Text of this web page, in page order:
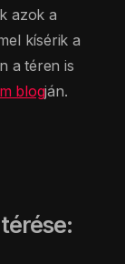
azok a
kísérik a
a téren is
blogján.